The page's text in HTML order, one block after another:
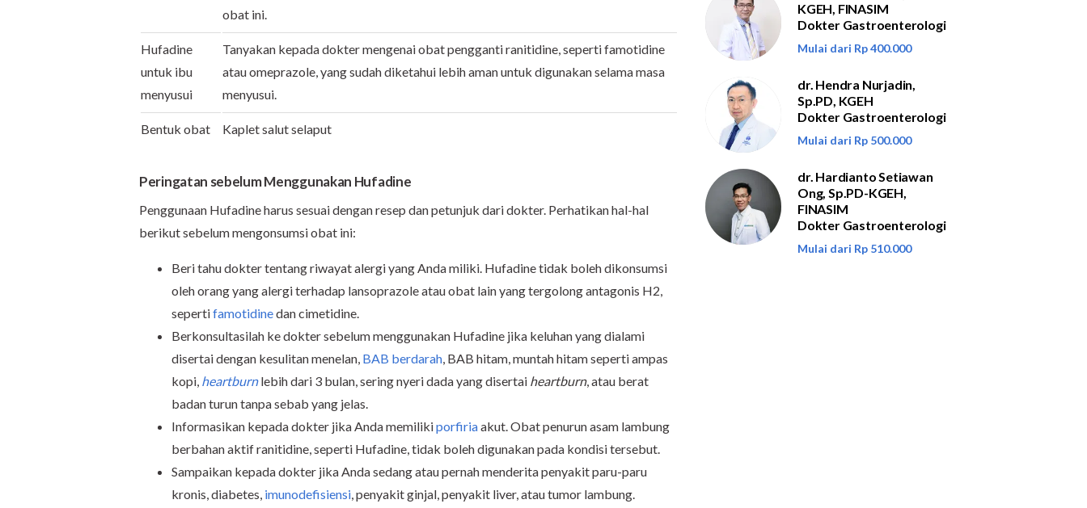
obat ini.
Hufadine
untuk ibu
menyusui
Tanyakan kepada dokter mengenai obat pengganti ranitidine, seperti famotidine
atau omeprazole, yang sudah diketahui lebih aman untuk digunakan selama masa
menyusui.
Bentuk obat Kaplet salut selaput
Peringatan sebelumMenggunakan Hufadine
Penggunaan Hufadine harus sesuai dengan resep dan petunjuk dari dokter. Perhatikan hal-hal
berikut sebelum mengonsumsi obat ini:
Beri tahu dokter tentang riwayat alergi yang Anda miliki. Hufadine tidak boleh dikonsumsi
oleh orang yang alergi terhadap lansoprazole atau obat lain yang tergolong antagonis H2,
sepertifamotidinedan cimetidine.
Berkonsultasilah ke dokter sebelum menggunakan Hufadine jika keluhan yang dialami
disertai dengan kesulitan menelan, BAB berdarah, BAB hitam, muntah hitam seperti ampas
kopi, heartburnlebih dari 3 bulan, sering nyeri dada yang disertai heartburn, atau berat
badan turun tanpa sebab yang jelas.
Informasikan kepada dokter jika Anda memilikiporfiriaakut. Obat penurun asam lambung
berbahan aktif ranitidine, seperti Hufadine, tidak boleh digunakan pada kondisi tersebut.
Sampaikan kepada dokter jika Anda sedang atau pernah menderita penyakit paru-paru
kronis, diabetes, imunodefisiensi, penyakit ginjal, penyakit liver, atau tumor lambung.